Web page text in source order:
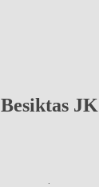
Besiktas JK
.